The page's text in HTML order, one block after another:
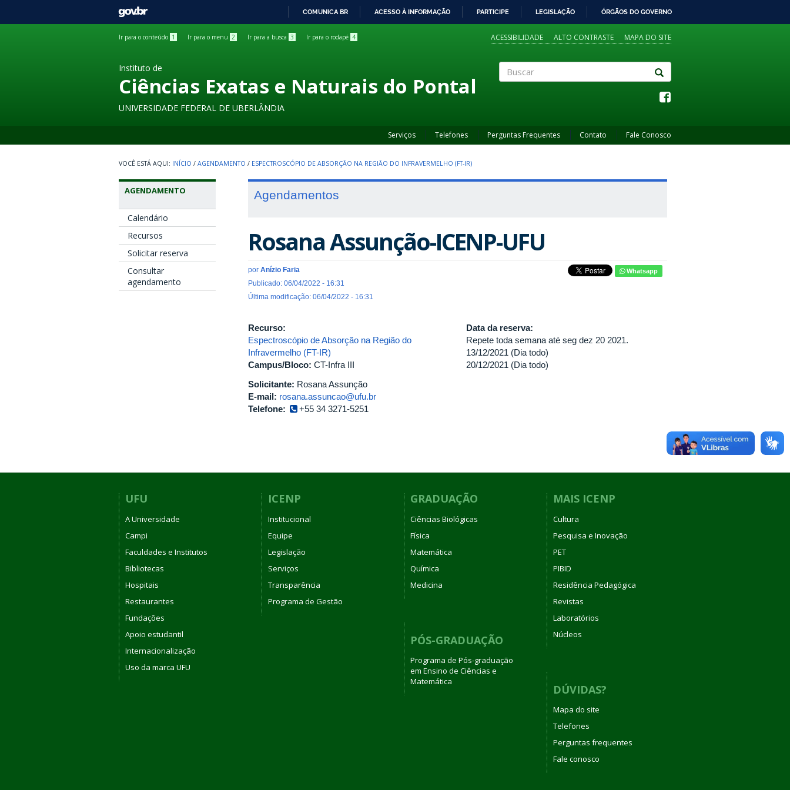
GOVBR
COMUNICA BR ACESSO À INFORMAÇÃO PARTICIPE LEGISLAÇÃO ÓRGÃOS DO GOVERNO
Ir para o conteúdo 1 Ir para o menu 2 Ir para a busca 3 Ir para o rodapé 4 ACESSIBILIDADE ALTO CONTRASTE MAPA DO SITE
Instituto de
Ciências Exatas e Naturais do Pontal
UNIVERSIDADE FEDERAL DE UBERLÂNDIA
Serviços Telefones Perguntas Frequentes Contato Fale Conosco
INÍCIO / AGENDAMENTO / ESPECTROSCÓPIO DE ABSORÇÃO NA REGIÃO DO INFRAVERMELHO (FT-IR)
AGENDAMENTO
Calendário
Recursos
Solicitar reserva
Consultar
agendamento
Agendamentos
Rosana Assunção-ICENP-UFU
por Anízio Faria
Publicado: 06/04/2022 - 16:31
Última modificação: 06/04/2022 - 16:31
Whatsapp
Recurso:
Espectroscópio de Absorção na Região do
Infravermelho (FT-IR)
Campus/Bloco: CT-Infra III
Solicitante: Rosana Assunção
E-mail: rosana.assuncao@ufu.br
Telefone:
+55 34 3271-5251
Data da reserva:
Repete toda semana até seg dez 20 2021.
13/12/2021 (Dia todo)
20/12/2021 (Dia todo)
UFU
A Universidade
Campi
Faculdades e Institutos
Bibliotecas
Hospitais
Restaurantes
Fundações
Apoio estudantil
Internacionalização
Uso da marca UFU
ICENP
Institucional
Equipe
Legislação
Serviços
Transparência
Programa de Gestão
GRADUAÇÃO
Ciências Biológicas
Física
Matemática
Química
Medicina
PÓS-GRADUAÇÃO
Programa de Pós-graduação
em Ensino de Ciências e
Matemática
MAIS ICENP
Cultura
Pesquisa e Inovação
PET
PIBID
Residência Pedagógica
Revistas
Laboratórios
Núcleos
DÚVIDAS?
Mapa do site
Telefones
Perguntas frequentes
Fale conosco